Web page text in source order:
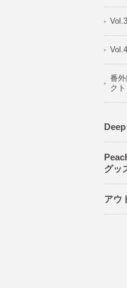
番
クト
グッ
アウ